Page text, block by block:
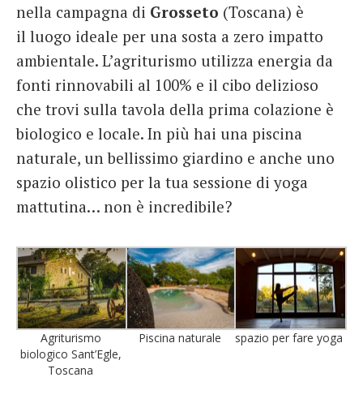
nella campagna di Grosseto (Toscana) è
il luogo ideale per una sosta a zero impatto
ambientale. L’agriturismo utilizza energia da
fonti rinnovabili al 100% e il cibo delizioso
che trovi sulla tavola della prima colazione è
biologico e locale. In più hai una piscina
naturale, un bellissimo giardino e anche uno
spazio olistico per la tua sessione di yoga
mattutina… non è incredibile?
Agriturismo
biologico Sant’Egle,
Toscana
Piscina naturale spazio per fare yoga